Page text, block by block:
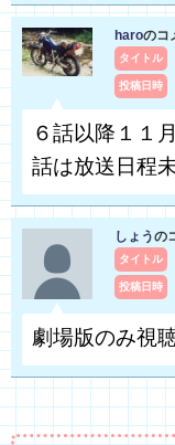
haroのコ
タイトル
投稿日時
６話以降１１
話は放送日程
しょうの
タイトル
投稿日時
劇場版のみ視